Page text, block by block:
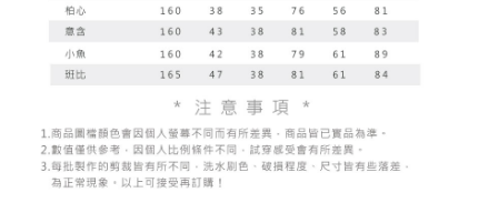
三、聲明條款
「AFTEE先享後付」(下稱本服務)乃由恩沛科技股份有限公司(下稱 AFTEE )
所提供，並由 AFTEE 向您收取款項。因使用本服務所須提供之個人資料(包
AFTEE 於本服務必要服務範圍內運用。關於 AFTEE 對於個人資料之蒐集、
處理、利用，詳參 AFTEE 官網之『個人資料蒐集、處理及利用告知聲明』
https://aftee.tw/privacypolicy/）。
若款項超過繳費期限，將根據當次的金額加收年利率 16% 的逾期滯納金。
付款後7-11取貨
每笔NT$100，满NT$2,500(含以上)免运费
國家/地區配送